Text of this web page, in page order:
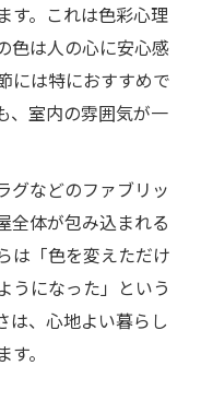
す。これは色彩心理
色は人の心に安心感
には特におすすめで
、室内の雰囲気が一
グなどのファブリッ
全体が包み込まれる
は「色を変えただけ
うになった」という
は、心地よい暮らし
。